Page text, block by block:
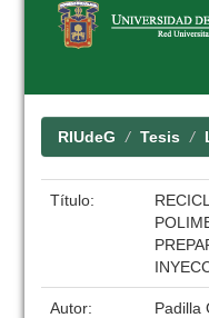
RIUdeG Tesis
Título:
Autor: Padilla